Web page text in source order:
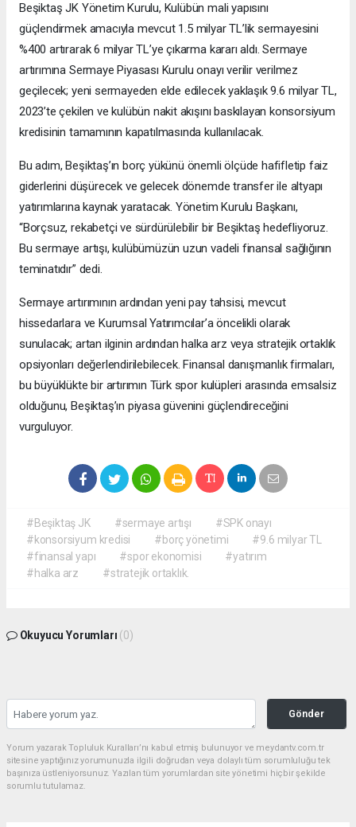
Beşiktaş JK Yönetim Kurulu, Kulübün mali yapısını
güçlendirmek amacıyla mevcut 1.5 milyar TL’lik sermayesini
%400 artırarak 6 milyar TL’ye çıkarma kararı aldı. Sermaye
artırımına Sermaye Piyasası Kurulu onayı verilir verilmez
geçilecek; yeni sermayeden elde edilecek yaklaşık 9.6 milyar TL,
2023’te çekilen ve kulübün nakit akışını baskılayan konsorsiyum
kredisinin tamamının kapatılmasında kullanılacak.
Bu adım, Beşiktaş’ın borç yükünü önemli ölçüde hafifletip faiz
giderlerini düşürecek ve gelecek dönemde transfer ile altyapı
yatırımlarına kaynak yaratacak. Yönetim Kurulu Başkanı,
“Borçsuz, rekabetçi ve sürdürülebilir bir Beşiktaş hedefliyoruz.
Bu sermaye artışı, kulübümüzün uzun vadeli finansal sağlığının
teminatıdır” dedi.
Sermaye artırımının ardından yeni pay tahsisi, mevcut
hissedarlara ve Kurumsal Yatırımcılar’a öncelikli olarak
sunulacak; artan ilginin ardından halka arz veya stratejik ortaklık
opsiyonları değerlendirilebilecek. Finansal danışmanlık firmaları,
bu büyüklükte bir artırımın Türk spor kulüpleri arasında emsalsiz
olduğunu, Beşiktaş’ın piyasa güvenini güçlendireceğini
vurguluyor.
#Beşiktaş JK #sermaye artışı
#SPK onayı
#konsorsiyum kredisi
#borç yönetimi
#9.6 milyar TL
#finansal yapı
#spor ekonomisi
#yatırım
#halka arz
#stratejik ortaklık.
Okuyucu Yorumları (0)
Gönder
Yorum yazarak Topluluk Kuralları’nı kabul etmiş bulunuyor ve meydantv.com.tr
sitesine yaptığınız yorumunuzla ilgili doğrudan veya dolaylı tüm sorumluluğu tek
başınıza üstleniyorsunuz. Yazılan tüm yorumlardan site yönetimi hiçbir şekilde
sorumlu tutulamaz.